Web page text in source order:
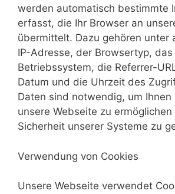
werden automatisch bestimmte
erfasst, die Ihr Browser an
übermittelt. Dazu gehören unter
IP-Adresse, der Browsertyp, das
Betriebssystem, die Referrer-
Datum und die Uhrzeit des
Daten sind notwendig, um
unsere Webseite zu
Sicherheit unserer Systeme zu
Verwendung von Cookies
Unsere Webseite verwendet